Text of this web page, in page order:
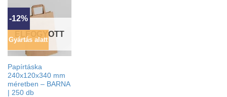
-12%
Gyártás alatt
ELFOGYOTT
Papírtáska
240x120x340 mm
méretben – BARNA
| 250 db